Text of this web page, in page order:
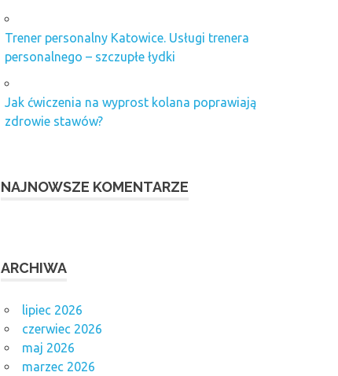
Trener personalny Katowice. Usługi trenera
personalnego – szczupłe łydki
Jak ćwiczenia na wyprost kolana poprawiają
zdrowie stawów?
NAJNOWSZE KOMENTARZE
ARCHIWA
lipiec 2026
czerwiec 2026
maj 2026
marzec 2026